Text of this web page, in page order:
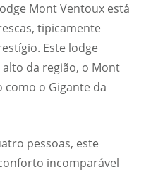
Mont Ventoux está
tipicamente
Este lodge
da região, o Mont
o Gigante da
pessoas, este
incomparável